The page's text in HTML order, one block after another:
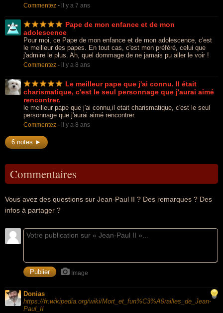
Commentez - il y a 7 ans
Pape de mon enfance et de mon
adolescence
Pour moi, ce Pape de mon enfance et de mon adolescence, c'est
le meilleur des papes. En tout cas, c'est mon préféré, celui que
j'admire le plus. Ah, quel dommage de ne jamais pu aller le voir !
Commentez - il y a 8 ans
Le meilleur pape que j'ai connu. Il était
charismatique, c'est le seul personnage que j'aurai aimé
rencontrer.
le meilleur pape que j'ai connu,il etait charismatique, c'est le seul
personnage que j'aurai aimé rencontrer.
Commentez - il y a 8 ans
6 notes ►
Commentaires
Vous avez des questions sur Jean-Paul II ? Des remarques ? Des
infos à partager ?
Image
Donias
https://fr.wikipedia.org/wiki/Mort_et_fun%C3%A9railles_de_Jean-
Paul_II